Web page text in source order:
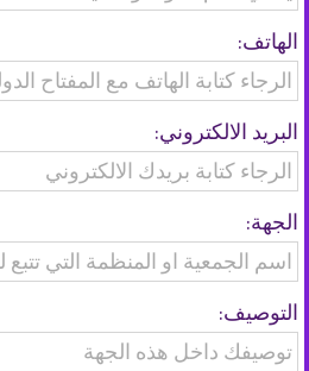
الهاتف:
البريد الالكتروني:
الجهة:
التوصيف: